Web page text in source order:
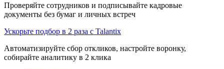
Проверяйте сотрудников и подписывайте кадровые
документы без бумаг и личных встреч
Ускорьте подбор в 2 раза с Talantix
Автоматизируйте сбор откликов, настройте воронку,
собирайте аналитику в 2 клика